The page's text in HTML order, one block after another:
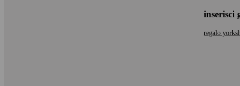
inserisci
regalo